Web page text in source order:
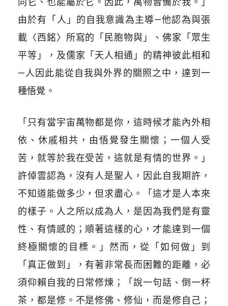
由於有「人」的自我意識為主導—他認為與張
載〈西銘〉所寫的「民胞物與」、佛家「眾生
平等」，及儒家「天人相通」的精神彼此相和
—人因此能從自我與外界的關照之中，達到一
種悟覺。
「只有當宇宙萬物都是你，這時候才能內外相
依、休戚相共，由悟覺發生關懷；一個人受
苦，就等於我在受苦，這就是有情的世界。」
許倬雲認為，沒有人是聖人，因此自我期許，
不知道能做多少，但求盡心。「這才是人本來
的樣子。人之所以成為人，是因為我們是有靈
性、有情感的；順著這樣的心，才能達到一個
終極關懷的目標。」然而，從「如何做」到
「真正做到」，有著非常長而困難的距離，必
須仰賴自我的日常修煉；「說一句話、倒一杯
茶，都是修。不是修佛、修仙，而是修自己；